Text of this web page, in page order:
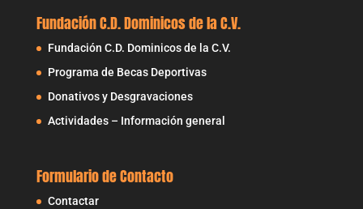
Fundación C.D. Dominicos de la C.V.
Fundación C.D. Dominicos de la C.V.
Programa de Becas Deportivas
Donativos y Desgravaciones
Actividades – Información general
Formulario de Contacto
Contactar